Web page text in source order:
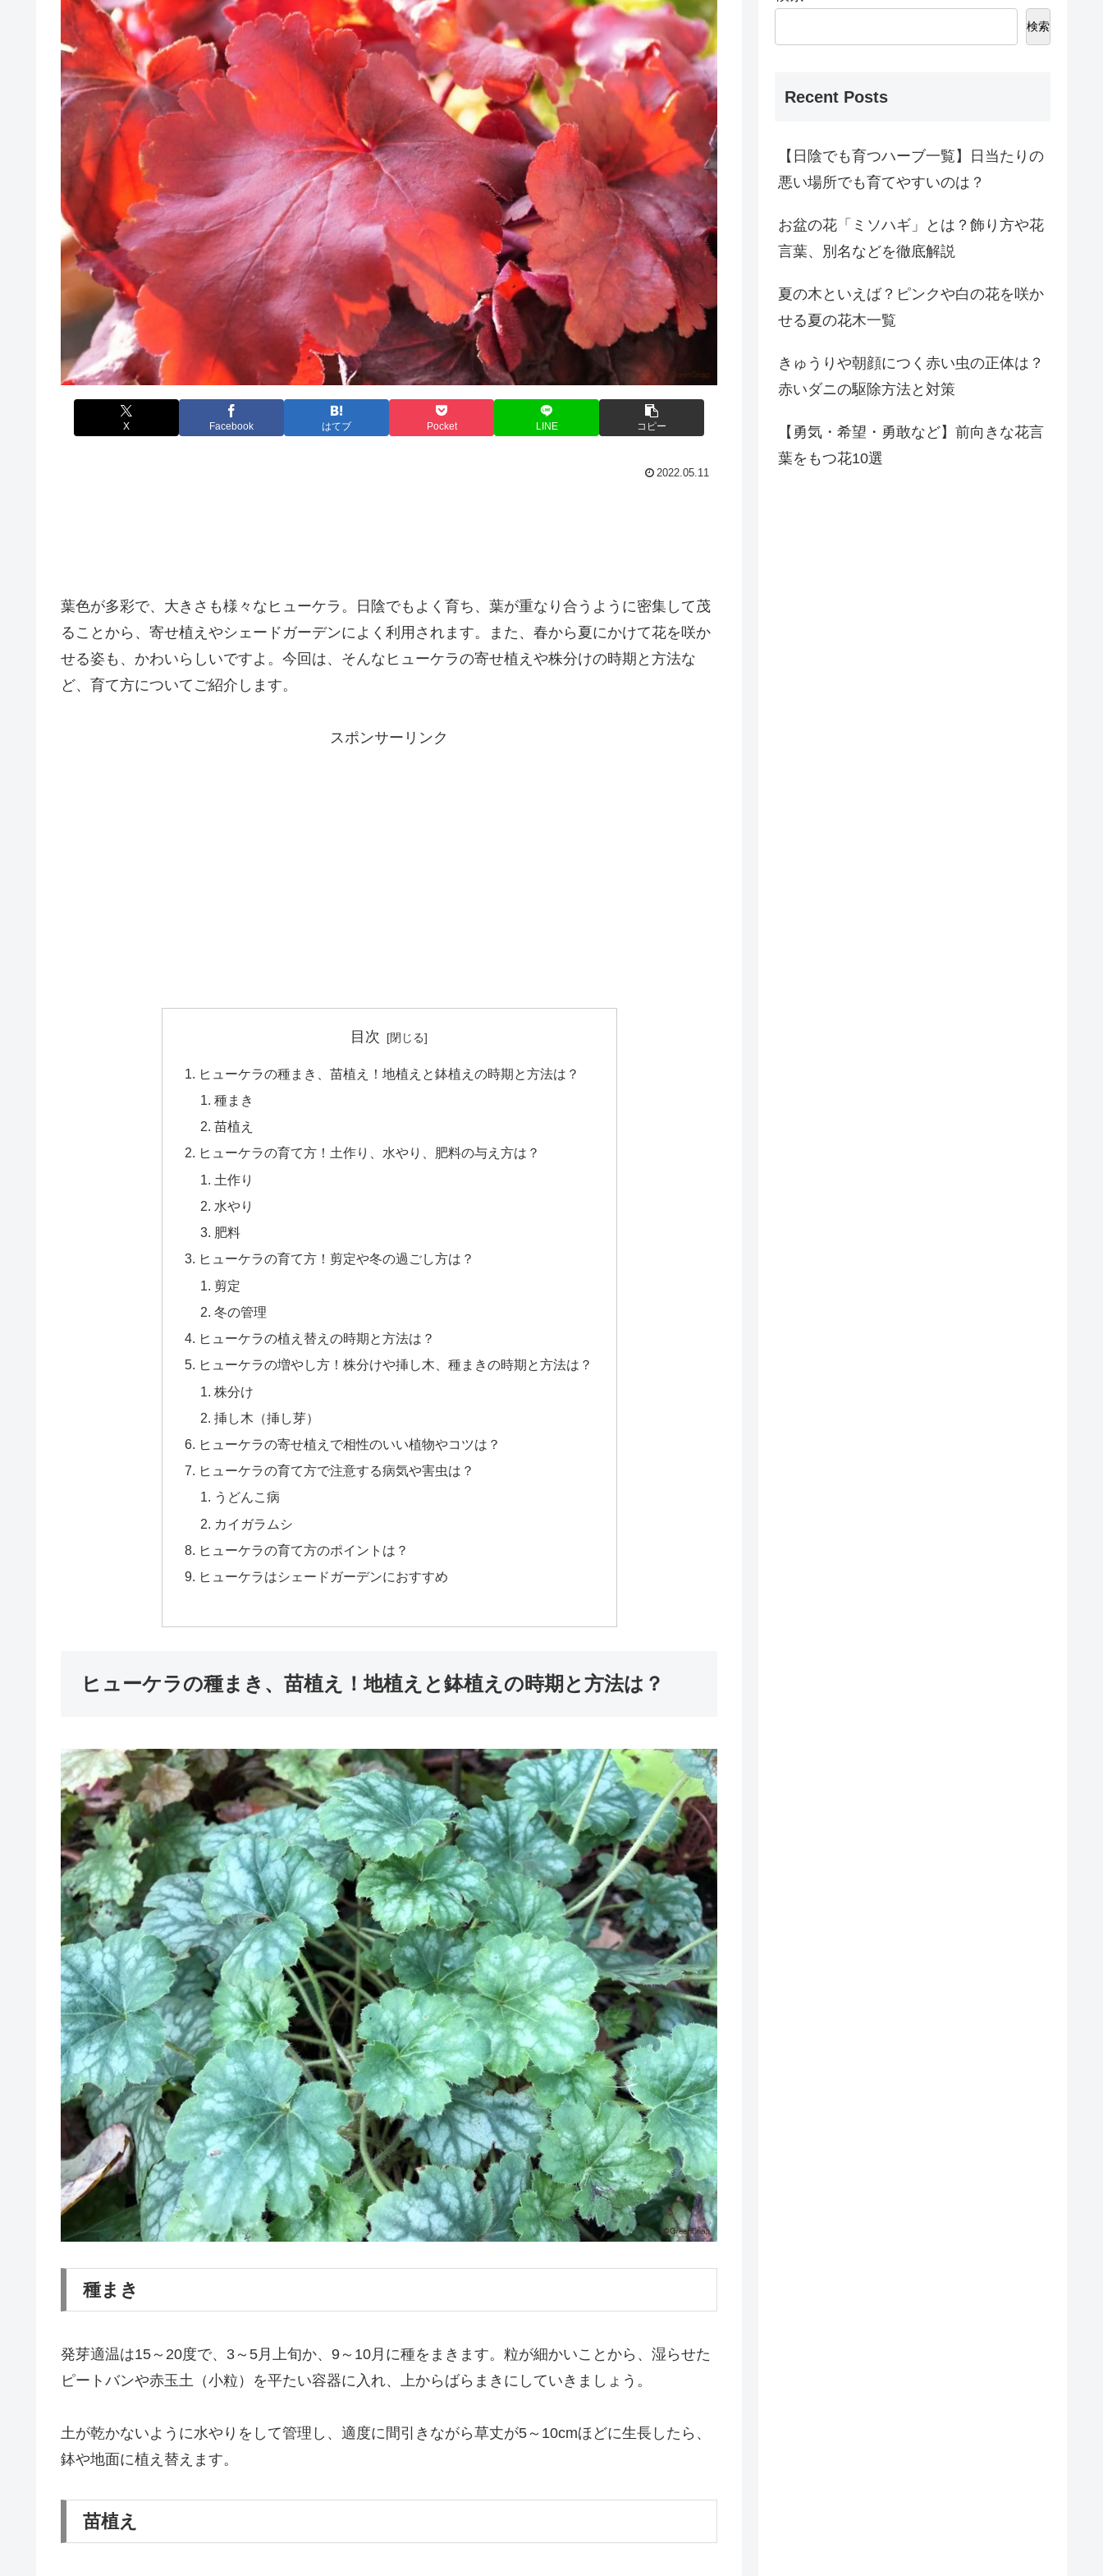
X Facebook はてブ Pocket LINE コピー
2022.05.11
葉色が多彩で、大きさも様々なヒューケラ。日陰でもよく育ち、葉が重なり合うように密集して茂
ることから、寄せ植えやシェードガーデンによく利用されます。また、春から夏にかけて花を咲か
せる姿も、かわいらしいですよ。今回は、そんなヒューケラの寄せ植えや株分けの時期と方法な
ど、育て方についてご紹介します。
スポンサーリンク
目次
ヒューケラの種まき、苗植え！地植えと鉢植えの時期と方法は？
種まき
苗植え
ヒューケラの育て方！土作り、水やり、肥料の与え方は？
土作り
水やり
肥料
ヒューケラの育て方！剪定や冬の過ごし方は？
剪定
冬の管理
ヒューケラの植え替えの時期と方法は？
ヒューケラの増やし方！株分けや挿し木、種まきの時期と方法は？
株分け
挿し木（挿し芽）
ヒューケラの寄せ植えで相性のいい植物やコツは？
ヒューケラの育て方で注意する病気や害虫は？
うどんこ病
カイガラムシ
ヒューケラの育て方のポイントは？
ヒューケラはシェードガーデンにおすすめ
ヒューケラの種まき、苗植え！地植えと鉢植えの時期と方法は？
種まき
発芽適温は15～20度で、3～5月上旬か、9～10月に種をまきます。粒が細かいことから、湿らせた
ピートバンや赤玉土（小粒）を平たい容器に入れ、上からばらまきにしていきましょう。
土が乾かないように水やりをして管理し、適度に間引きながら草丈が5～10cmほどに生長したら、
鉢や地面に植え替えます。
苗植え
検索
Recent Posts
【日陰でも育つハーブ一覧】日当たりの
悪い場所でも育てやすいのは？
お盆の花「ミソハギ」とは？飾り方や花
言葉、別名などを徹底解説
夏の木といえば？ピンクや白の花を咲か
せる夏の花木一覧
きゅうりや朝顔につく赤い虫の正体は？
赤いダニの駆除方法と対策
【勇気・希望・勇敢など】前向きな花言
葉をもつ花10選